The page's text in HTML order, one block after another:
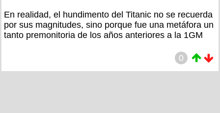
En realidad, el hundimento del Titanic no se recuerda
por sus magnitudes, sino porque fue una metáfora un
tanto premonitoria de los años anteriores a la 1GM
0